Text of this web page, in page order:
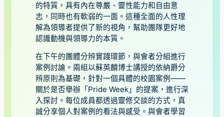
的特質，具有內在尊嚴、靈性能力和自由意
志，同時也有軟弱的一面。這種全面的人性理
解為領導者提供了新的視角，幫助團隊更好地
認識動機與領導力的本質。
在下午的團體分辨實踐環節，與會者分組進行
案例討論。兩組以蘇英麟博士講授的依納爵分
辨原則為基礎，針對一個具體的校園案例——
關於是否舉辦「Pride Week」的提案，進行深
入探討。每位成員都透過靈修交談的方式，真
誠分享個人對案例的看法與感受。與會者學習